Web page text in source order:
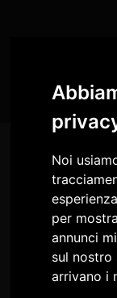
Noi
per
annunci
sul nostro
arrivano i